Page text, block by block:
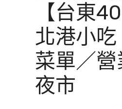
【台東
北港小
菜單／
夜市